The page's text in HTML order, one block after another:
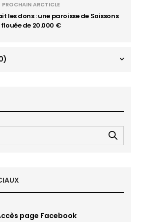
PROCHAIN ARCTICLE
les dons : une paroisse de Soissons
flouée de 20.000 €
page Facebook